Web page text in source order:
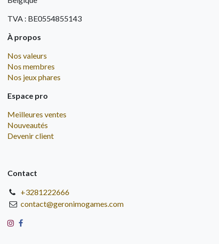
TVA : BE0554855143
À propos
Nos valeurs
Nos membres
Nos jeux phares
Espace pro
Meilleures ventes
Nouveautés
Devenir client
Contact
+3281222666
contact@geronimogames.com